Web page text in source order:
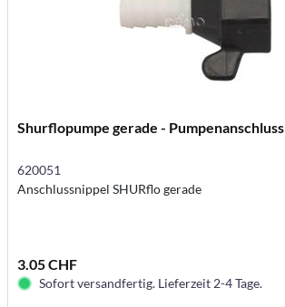
Shurflopumpe gerade - Pumpenanschluss
620051
Anschlussnippel SHURflo gerade
3.05 CHF
Sofort versandfertig. Lieferzeit 2-4 Tage.